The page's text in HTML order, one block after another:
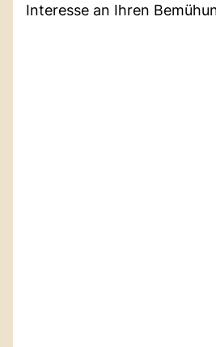
Interesse an Ihren